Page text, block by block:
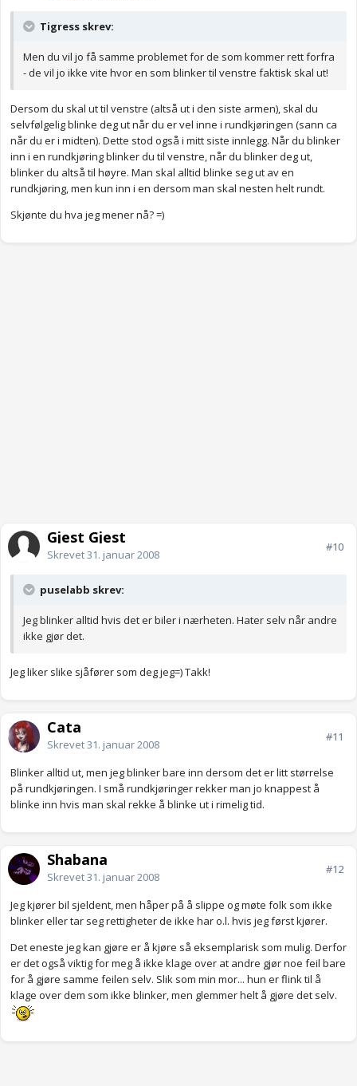
Tigress skrev:
Men du vil jo få samme problemet for de som kommer rett forfra
- de vil jo ikke vite hvor en som blinker til venstre faktisk skal ut!
Dersom du skal ut til venstre (altså ut i den siste armen), skal du
selvfølgelig blinke deg ut når du er vel inne i rundkjøringen (sann ca
når du er i midten). Dette stod også i mitt siste innlegg. Når du blinker
inn i en rundkjøring blinker du til venstre, når du blinker deg ut,
blinker du altså til høyre. Man skal alltid blinke seg ut av en
rundkjøring, men kun inn i en dersom man skal nesten helt rundt.
Skjønte du hva jeg mener nå? =)
Gjest Gjest
Skrevet31. januar 2008
#10
puselabb skrev:
Jeg blinker alltid hvis det er biler i nærheten. Hater selv når andre
ikke gjør det.
Jeg liker slike sjåfører som deg jeg=) Takk!
Cata
Skrevet31. januar 2008
#11
Blinker alltid ut, men jeg blinker bare inn dersom det er litt størrelse
på rundkjøringen. I små rundkjøringer rekker man jo knappest å
blinke inn hvis man skal rekke å blinke ut i rimelig tid.
Shabana
Skrevet31. januar 2008
#12
Jeg kjører bil sjeldent, men håper på å slippe og møte folk som ikke
blinker eller tar seg rettigheter de ikke har o.l. hvis jeg først kjører.
Det eneste jeg kan gjøre er å kjøre så eksemplarisk som mulig. Derfor
er det også viktig for meg å ikke klage over at andre gjør noe feil bare
for å gjøre samme feilen selv. Slik som min mor... hun er flink til å
klage over dem som ikke blinker, men glemmer helt å gjøre det selv.